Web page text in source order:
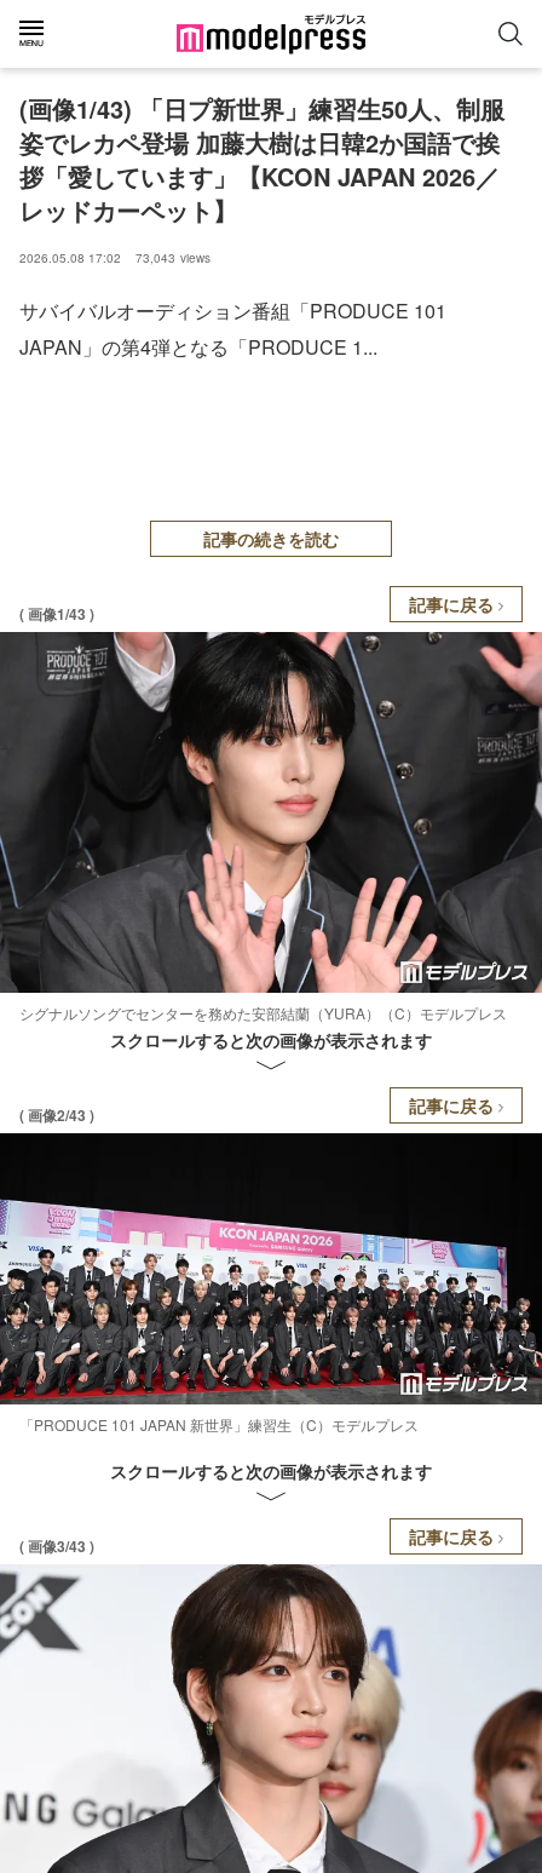
(画像1/43) 「日プ新世界」練習生50人、制服
姿でレカペ登場 加藤大樹は日韓2か国語で挨
拶「愛しています」【KCON JAPAN 2026／
レッドカーペット】
2026.05.08 17:02 73,043 views
サバイバルオーディション番組「PRODUCE 101
JAPAN」の第4弾となる「PRODUCE 1...
記事の続きを読む
( 画像1/43 ) 記事に戻る
シグナルソングでセンターを務めた安部結蘭（YURA）（C）モデルプレス
スクロールすると次の画像が表示されます
( 画像2/43 ) 記事に戻る
「PRODUCE 101 JAPAN 新世界」練習生（C）モデルプレス
スクロールすると次の画像が表示されます
( 画像3/43 ) 記事に戻る